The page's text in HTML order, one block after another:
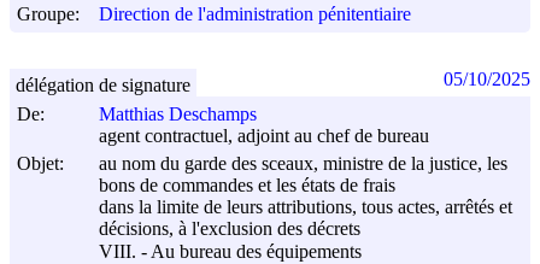
Groupe:
Direction de l'administration pénitentiaire
De:
Matthias Deschamps
agent contractuel, adjoint au chef de bureau
Objet:
au nom du garde des sceaux, ministre de la justice, les
bons de commandes et les états de frais
dans la limite de leurs attributions, tous actes, arrêtés et
décisions, à l'exclusion des décrets
VIII. - Au bureau des équipements
délégation de signature 05/10/2025